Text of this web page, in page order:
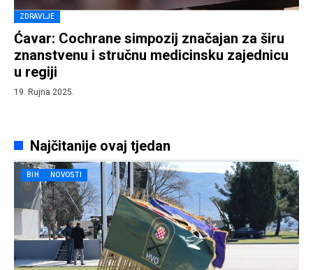
ZDRAVLJE
Ćavar: Cochrane simpozij značajan za širu
znanstvenu i stručnu medicinsku zajednicu
u regiji
19. Rujna 2025.
Najčitanije ovaj tjedan
BIH NOVOSTI